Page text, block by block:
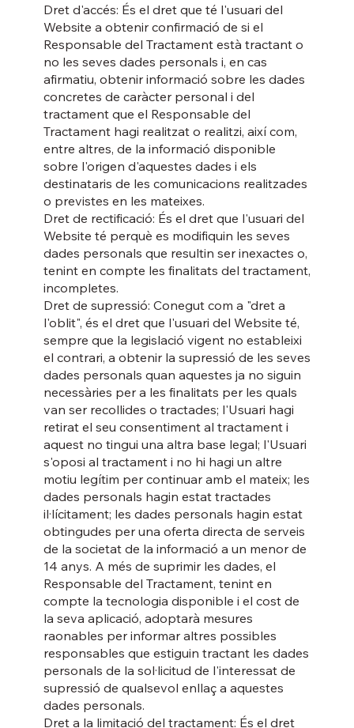
Dret d'accés: És el dret que té l'usuari del
Website a obtenir confirmació de si el
Responsable del Tractament està tractant o
no les seves dades personals i, en cas
afirmatiu, obtenir informació sobre les dades
concretes de caràcter personal i del
tractament que el Responsable del
Tractament hagi realitzat o realitzi, així com,
entre altres, de la informació disponible
sobre l'origen d'aquestes dades i els
destinataris de les comunicacions realitzades
o previstes en les mateixes.
Dret de rectificació: És el dret que l'usuari del
Website té perquè es modifiquin les seves
dades personals que resultin ser inexactes o,
tenint en compte les finalitats del tractament,
incompletes.
Dret de supressió: Conegut com a "dret a
l'oblit", és el dret que l'usuari del Website té,
sempre que la legislació vigent no estableixi
el contrari, a obtenir la supressió de les seves
dades personals quan aquestes ja no siguin
necessàries per a les finalitats per les quals
van ser recollides o tractades; l'Usuari hagi
retirat el seu consentiment al tractament i
aquest no tingui una altra base legal; l'Usuari
s'oposi al tractament i no hi hagi un altre
motiu legítim per continuar amb el mateix; les
dades personals hagin estat tractades
il·lícitament; les dades personals hagin estat
obtingudes per una oferta directa de serveis
de la societat de la informació a un menor de
14 anys. A més de suprimir les dades, el
Responsable del Tractament, tenint en
compte la tecnologia disponible i el cost de
la seva aplicació, adoptarà mesures
raonables per informar altres possibles
responsables que estiguin tractant les dades
personals de la sol·licitud de l'interessat de
supressió de qualsevol enllaç a aquestes
dades personals.
Dret a la limitació del tractament: És el dret